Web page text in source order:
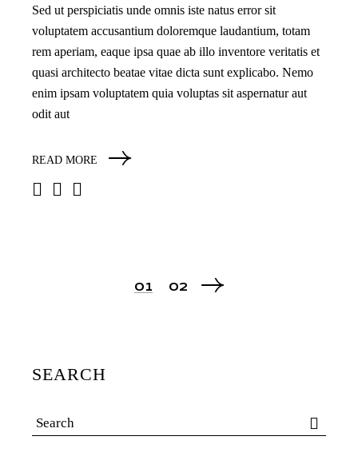
Sed ut perspiciatis unde omnis iste natus error sit
voluptatem accusantium doloremque laudantium, totam
rem aperiam, eaque ipsa quae ab illo inventore veritatis et
quasi architecto beatae vitae dicta sunt explicabo. Nemo
enim ipsam voluptatem quia voluptas sit aspernatur aut
odit aut
READ MORE
01 02
SEARCH
Search
for: